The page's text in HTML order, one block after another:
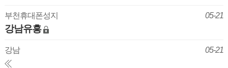
부천휴대폰성지 05-21
강남유흥
강남 05-21